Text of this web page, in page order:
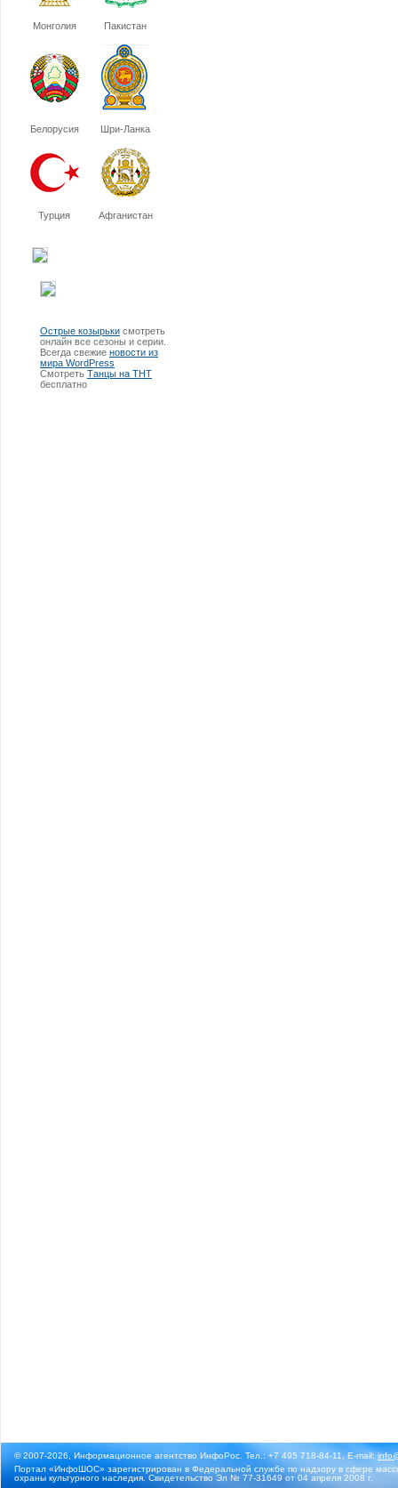
Монголия Пакистан
Белорусия Шри-Ланка
Турция Афганистан
Острые козырьки смотреть
онлайн все сезоны и серии.
Всегда свежие новости из
мира WordPress
Смотреть Танцы на ТНТ
бесплатно
© 2007-2026, Информационное агентство ИнфоРос. Тел.: +7 495 718-84-11, E-mail:
Портал «ИнфоШОС» зарегистрирован в Федеральной службе по надзору в сфере
охраны культурного наследия. Свидетельство Эл № 77-31649 от 04 апреля 2008 г.